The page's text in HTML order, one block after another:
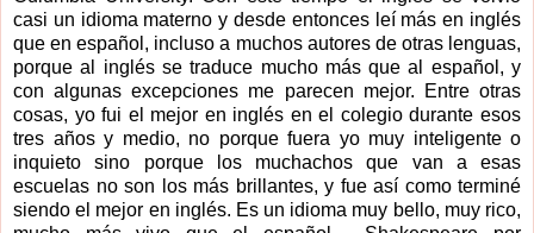
casi un idioma materno y desde entonces leí más en inglés
que en español, incluso a muchos autores de otras lenguas,
porque al inglés se traduce mucho más que al español, y
con algunas excepciones me parecen mejor. Entre otras
cosas, yo fui el mejor en inglés en el colegio durante esos
tres años y medio, no porque fuera yo muy inteligente o
inquieto sino porque los muchachos que van a esas
escuelas no son los más brillantes, y fue así como terminé
siendo el mejor en inglés. Es un idioma muy bello, muy rico,